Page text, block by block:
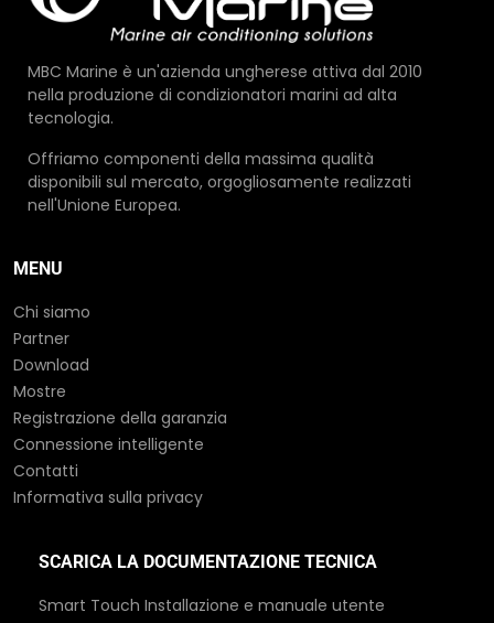
MBC Marine è un'azienda ungherese attiva dal 2010
nella produzione di condizionatori marini ad alta
tecnologia.
Offriamo componenti della massima qualità
disponibili sul mercato, orgogliosamente realizzati
nell'Unione Europea.
MENU
Chi siamo
Partner
Download
Mostre
Registrazione della garanzia
Connessione intelligente
Contatti
Informativa sulla privacy
SCARICA LA DOCUMENTAZIONE TECNICA
Smart Touch Installazione e manuale utente